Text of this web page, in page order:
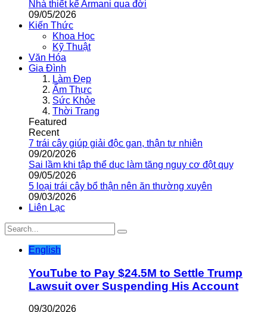
Nhà thiết kế Armani qua đời
09/05/2026
Kiến Thức
Khoa Học
Kỹ Thuật
Văn Hóa
Gia Đình
Làm Đẹp
Ẩm Thực
Sức Khỏe
Thời Trang
Featured
Recent
7 trái cây giúp giải độc gan, thận tự nhiên
09/20/2026
Sai lầm khi tập thể dục làm tăng nguy cơ đột quỵ
09/05/2026
5 loại trái cây bổ thận nên ăn thường xuyên
09/03/2026
Liên Lạc
English
YouTube to Pay $24.5M to Settle Trump
Lawsuit over Suspending His Account
09/30/2026